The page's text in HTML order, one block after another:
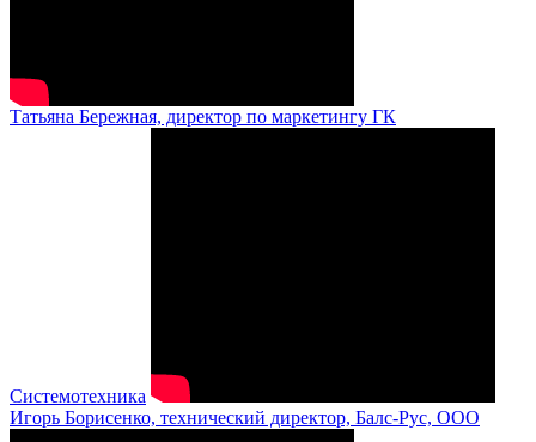
Татьяна Бережная, директор по маркетингу ГК
Системотехника
Игорь Борисенко, технический директор, Балс-Рус, ООО